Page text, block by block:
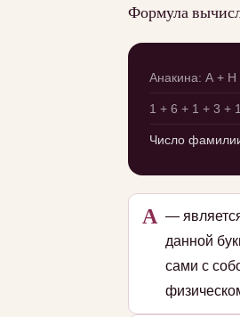
Формула
Анакина: А +
1 + 6 + 1 + 3 +
Число
А —
данной
сами с